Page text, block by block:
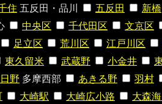
住 五反田・品川 五反田 新橋
中央区 千代田区 文京区
足立区 荒川区 江戸川区
東久留米 武蔵野 小金井
日野 多摩西部 あきる野 羽村
大崎駅 大崎広小路 大森